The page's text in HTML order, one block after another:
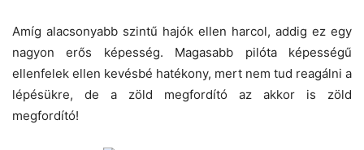
Amíg alacsonyabb szintű hajók ellen harcol, addig ez egy
nagyon erős képesség. Magasabb pilóta képességű
ellenfelek ellen kevésbé hatékony, mert nem tud reagálni a
lépésükre, de a zöld megfordító az akkor is zöld
megfordító!